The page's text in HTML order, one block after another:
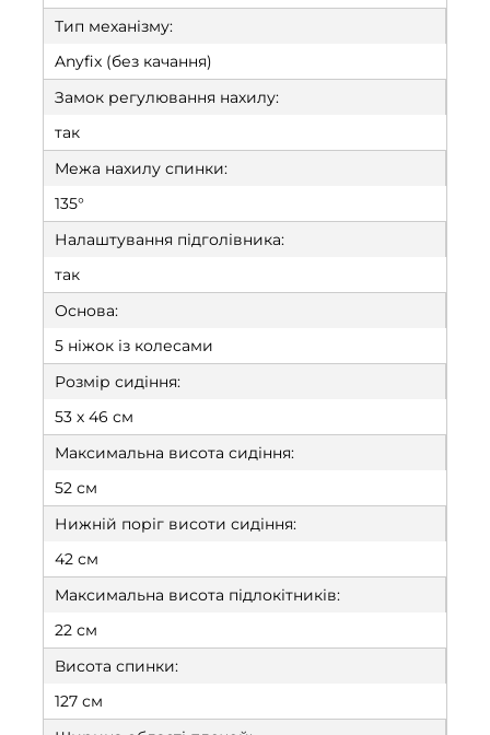
Тип механізму:
Anyfix (без качання)
Замок регулювання нахилу:
так
Межа нахилу спинки:
135°
Налаштування підголівника:
так
Основа:
5 ніжок із колесами
Розмір сидіння:
53 х 46 см
Максимальна висота сидіння:
52 см
Нижній поріг висоти сидіння:
42 см
Максимальна висота підлокітників:
22 см
Висота спинки:
127 см